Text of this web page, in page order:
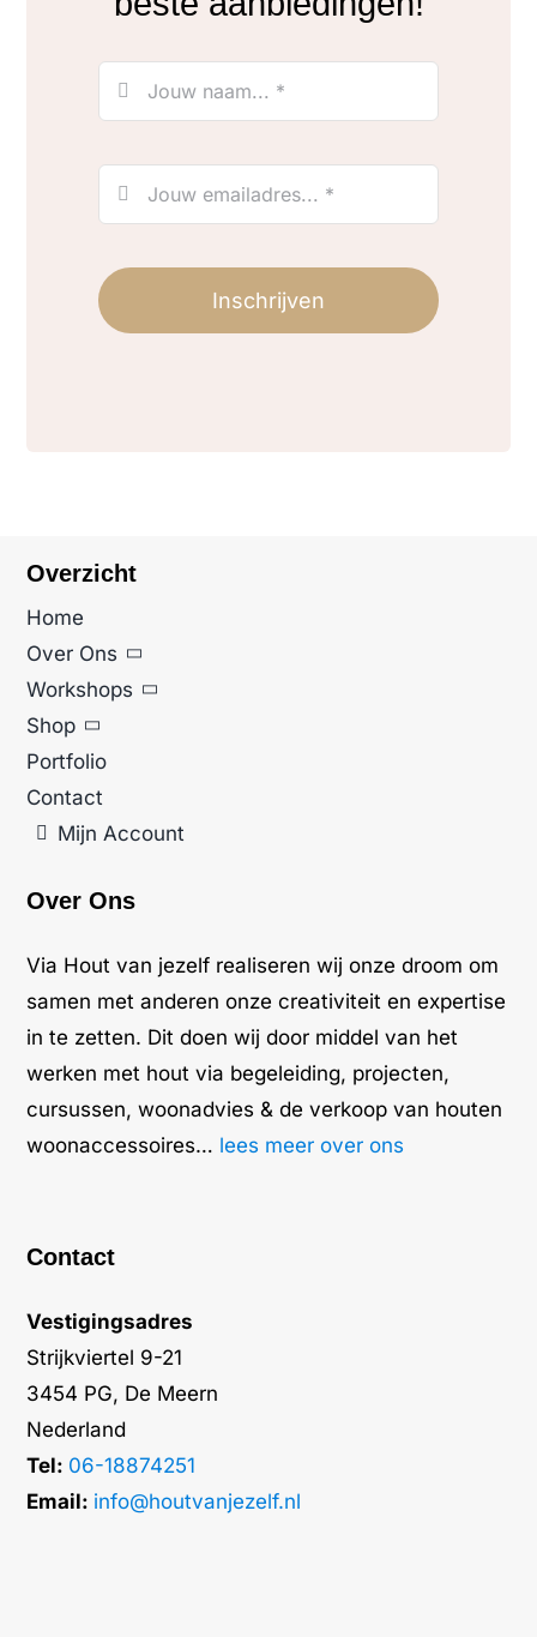
Inschrijven
Overzicht
Home
Over Ons
Workshops
Shop
Portfolio
Contact
Mijn Account
Over Ons
Via Hout van jezelf realiseren wij onze droom om
samen met anderen onze creativiteit en expertise
in te zetten. Dit doen wij door middel van het
werken met hout via begeleiding, projecten,
cursussen, woonadvies & de verkoop van houten
woonaccessoires… lees meer over ons
Contact
Vestigingsadres
Strijkviertel 9-21
3454 PG, De Meern
Nederland
Tel: 06-18874251
Email: info@houtvanjezelf.nl